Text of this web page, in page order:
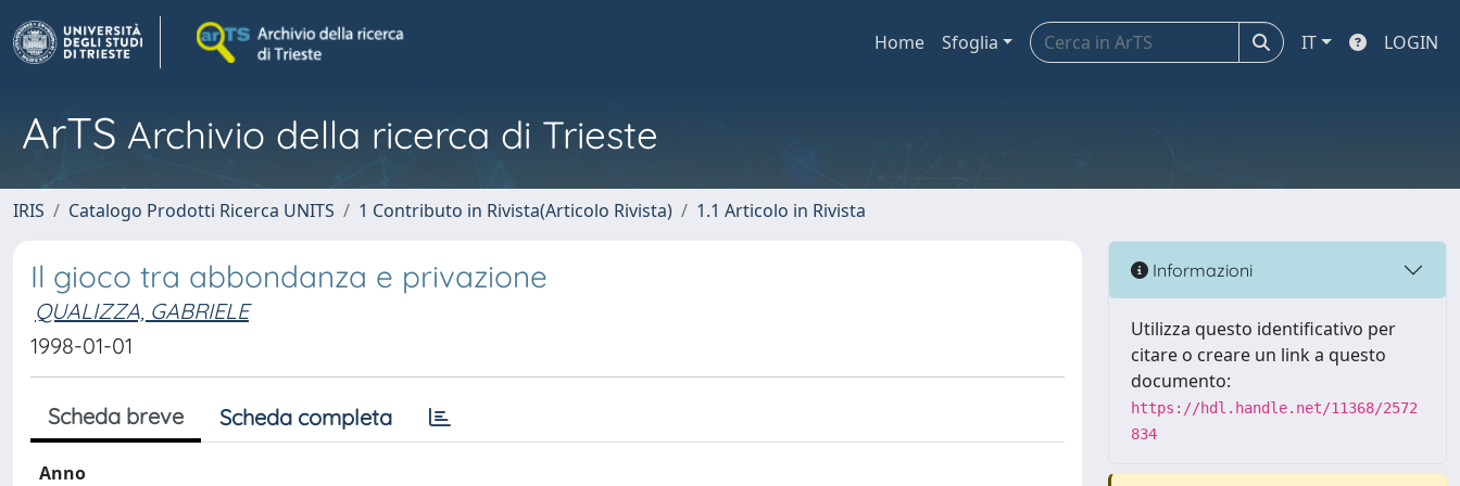
Home Sfoglia IT LOGIN
ArTS Archivio della ricerca di Trieste
IRIS Catalogo Prodotti Ricerca UNITS 1 Contributo in Rivista(Articolo Rivista) 1.1 Articolo in Rivista
Il gioco tra abbondanza e privazione
QUALIZZA, GABRIELE
1998-01-01
Scheda breve Scheda completa
Anno
Informazioni
Utilizza questo identificativo per
citare o creare un link a questo
documento:
https://hdl.handle.net/11368/2572
834